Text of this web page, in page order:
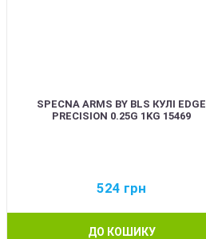
SPECNA ARMS BY BLS КУЛІ EDGE
PRECISION 0.25G 1KG 15469
524 грн
ДО КОШИКУ